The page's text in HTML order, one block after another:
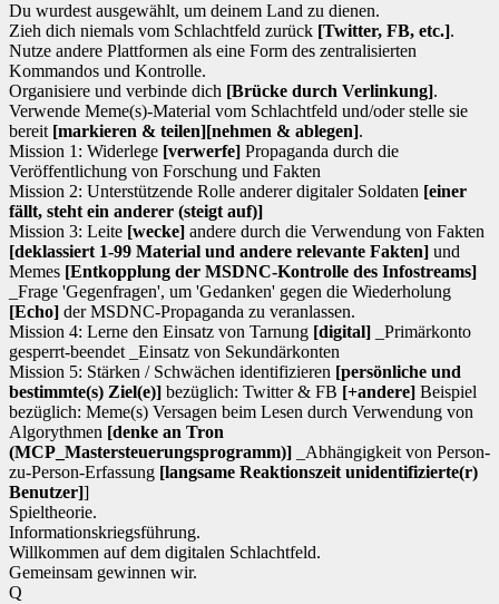
Du wurdest ausgewählt, um deinem Land zu dienen.
Zieh dich niemals vom Schlachtfeld zurück [Twitter, FB, etc.].
Nutze andere Plattformen als eine Form des zentralisierten
Kommandos und Kontrolle.
Organisiere und verbinde dich [Brücke durch Verlinkung].
Verwende Meme(s)-Material vom Schlachtfeld und/oder stelle sie
bereit [markieren & teilen][nehmen & ablegen].
Mission 1: Widerlege [verwerfe] Propaganda durch die
Veröffentlichung von Forschung und Fakten
Mission 2: Unterstützende Rolle anderer digitaler Soldaten [einer
fällt, steht ein anderer (steigt auf)]
Mission 3: Leite [wecke] andere durch die Verwendung von Fakten
[deklassiert 1-99 Material und andere relevante Fakten] und
Memes [Entkopplung der MSDNC-Kontrolle des Infostreams]
_Frage 'Gegenfragen', um 'Gedanken' gegen die Wiederholung
[Echo] der MSDNC-Propaganda zu veranlassen.
Mission 4: Lerne den Einsatz von Tarnung [digital] _Primärkonto
gesperrt-beendet _Einsatz von Sekundärkonten
Mission 5: Stärken / Schwächen identifizieren [persönliche und
bestimmte(s) Ziel(e)] bezüglich: Twitter & FB [+andere] Beispiel
bezüglich: Meme(s) Versagen beim Lesen durch Verwendung von
Algorythmen [denke an Tron
(MCP_Mastersteuerungsprogramm)] _Abhängigkeit von Person-
zu-Person-Erfassung [langsame Reaktionszeit unidentifizierte(r)
Benutzer]]
Spieltheorie.
Informationskriegsführung.
Willkommen auf dem digitalen Schlachtfeld.
Gemeinsam gewinnen wir.
Q